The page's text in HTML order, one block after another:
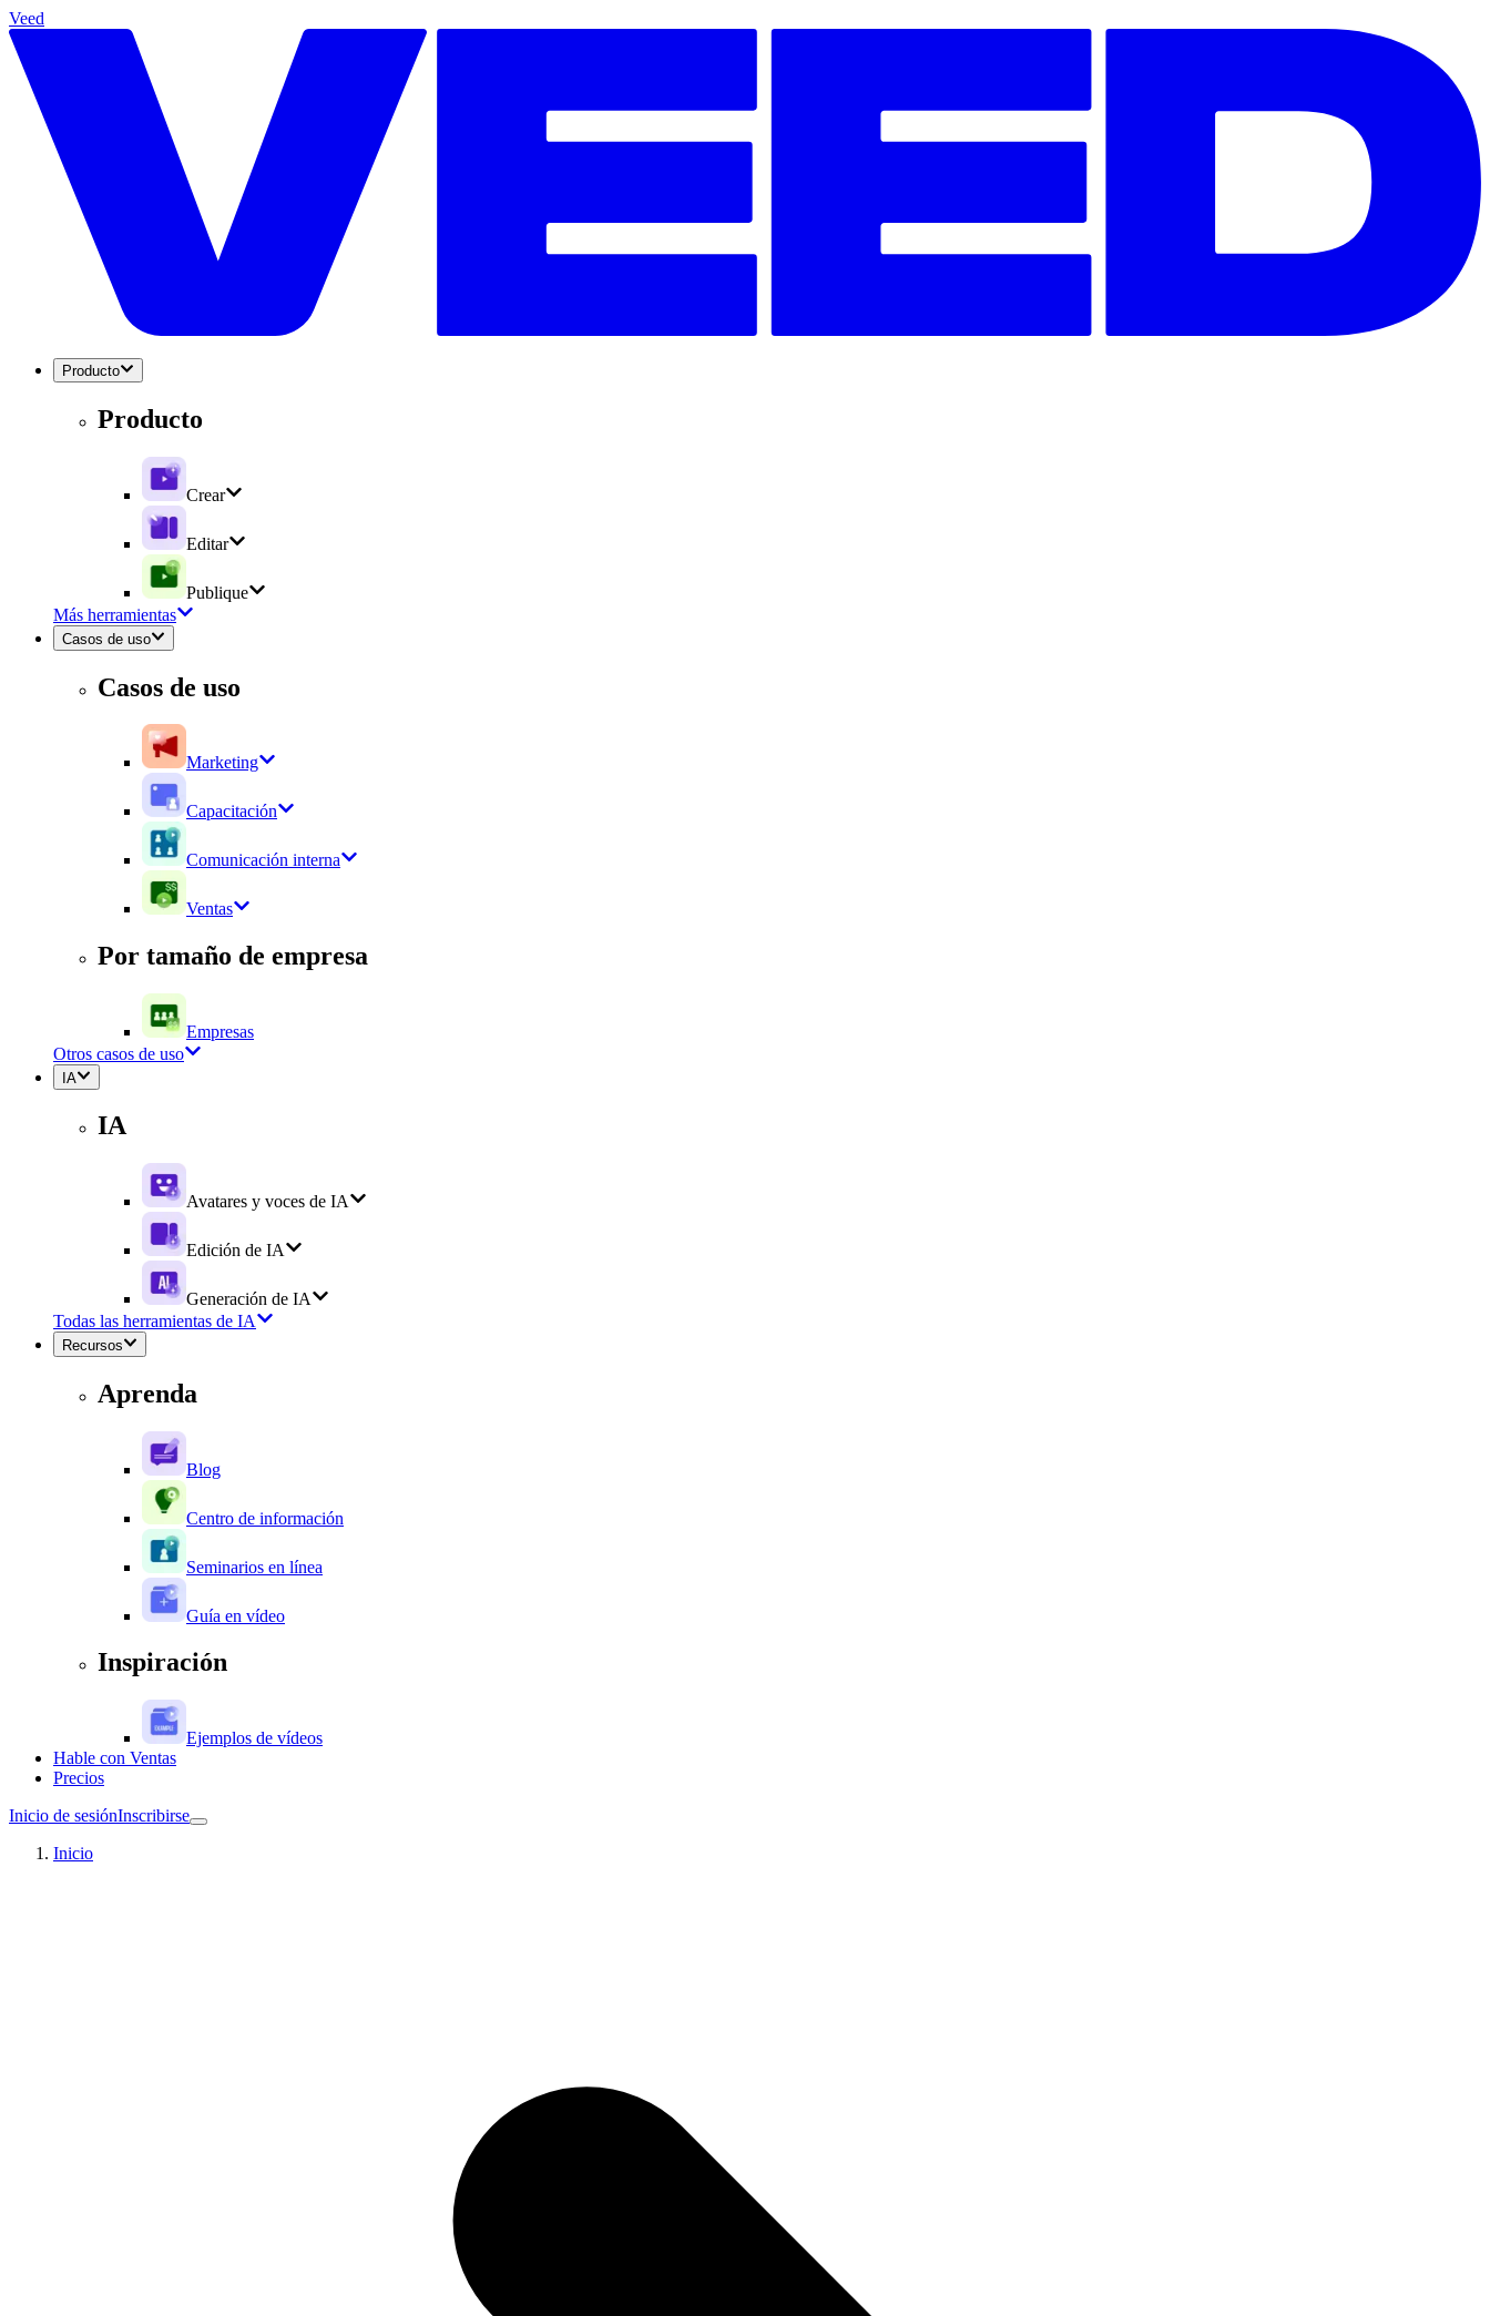
Veed
Producto
Producto
Crear
Editar
Publique
Más herramientas
Casos de uso
Casos de uso
Marketing
Capacitación
Comunicación interna
Ventas
Por tamaño de empresa
Empresas
Otros casos de uso
IA
IA
Avatares y voces de IA
Edición de IA
Generación de IA
Todas las herramientas de IA
Recursos
Aprenda
Blog
Centro de información
Seminarios en línea
Guía en vídeo
Inspiración
Ejemplos de vídeos
Hable con Ventas
Precios
Inicio de sesiónInscribirse
Inicio